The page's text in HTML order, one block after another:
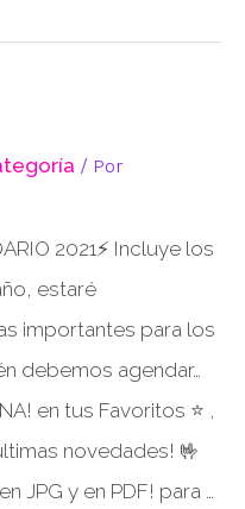
/ Por
2021⚡ Incluye los
estaré
importantes para los
debemos agendar…
en tus Favoritos ⭐ ,
novedades! 🤟
JPG y en PDF! para …